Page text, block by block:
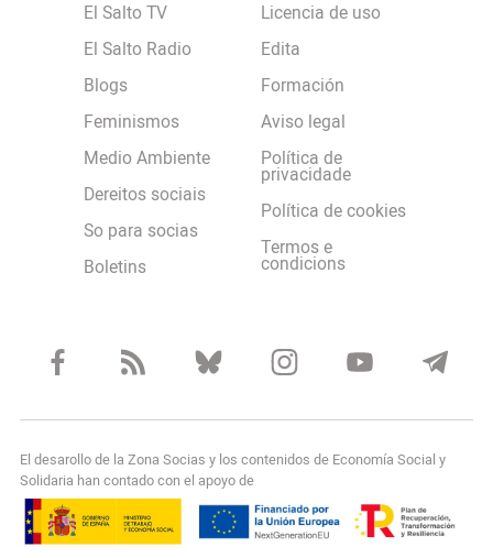
El Salto TV
El Salto Radio
Blogs
Feminismos
Medio Ambiente
Dereitos sociais
So para socias
Boletins
Licencia de uso
Edita
Formación
Aviso legal
Política de
privacidade
Política de cookies
Termos e
condicions
El desarollo de la Zona Socias y los contenidos de Economía Social y
Solidaria han contado con el apoyo de